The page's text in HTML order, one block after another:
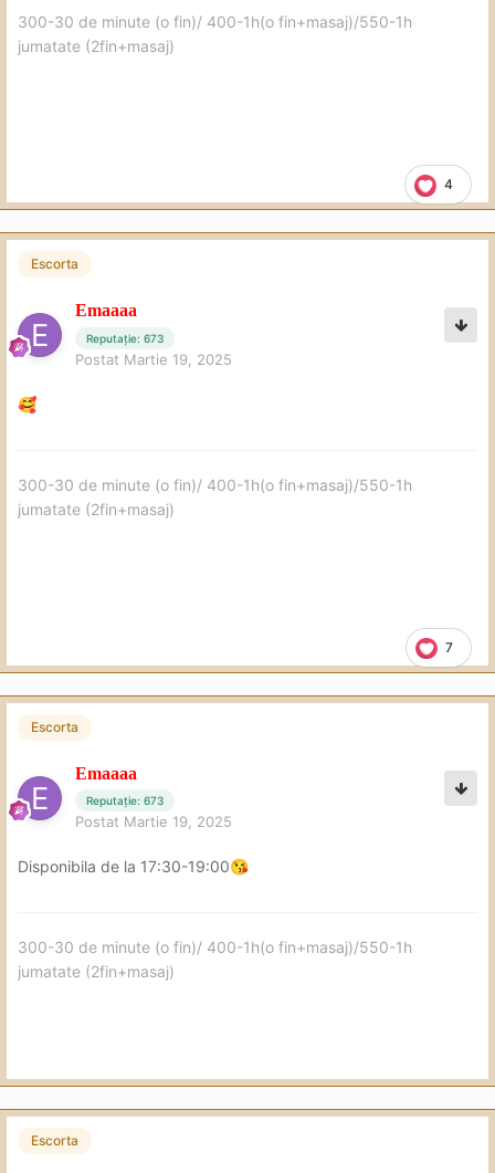
4
300-30 de minute (o fin)/ 400-1h(o fin+masaj)/550-1h
jumatate (2fin+masaj)
Escorta
Emaaaa
Reputație: 673
Postat Martie 19, 2025
🥰
7
300-30 de minute (o fin)/ 400-1h(o fin+masaj)/550-1h
jumatate (2fin+masaj)
Escorta
Emaaaa
Reputație: 673
Postat Martie 19, 2025
Disponibila de la 17:30-19:00😘
300-30 de minute (o fin)/ 400-1h(o fin+masaj)/550-1h
jumatate (2fin+masaj)
Escorta